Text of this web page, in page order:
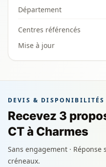
Département
Centres référencés
Mise à jour
DEVIS & DISPONIBILITÉS
Recevez 3
CT à Charmes
Sans engagement ·
créneaux.